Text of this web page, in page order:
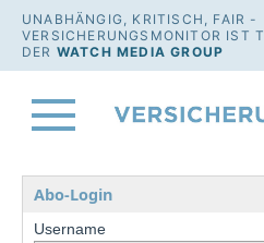
UNABHÄNGIG, KRITISCH, FAIR -
VERSICHERUNGSMONITOR IST
DER WATCH MEDIA GROUP
Abo-Login
Username